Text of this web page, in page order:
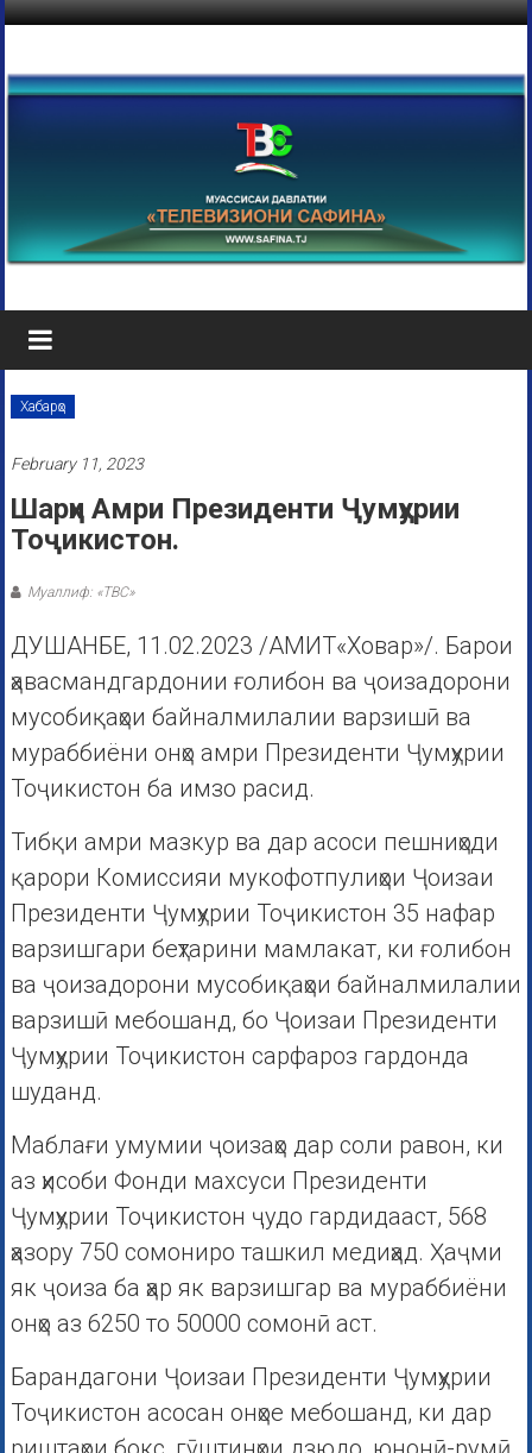
Хабарҳо
February 11, 2023
Шарҳи Амри Президенти Ҷумҳурии
Тоҷикистон.
Муаллиф: «ТВС»
ДУШАНБЕ, 11.02.2023 /АМИТ«Ховар»/. Барои
ҳавасмандгардонии ғолибон ва ҷоизадорони
мусобиқаҳои байналмилалии варзишӣ ва
мураббиёни онҳо амри Президенти Ҷумҳурии
Тоҷикистон ба имзо расид.
Тибқи амри мазкур ва дар асоси пешниҳоди
қарори Комиссияи мукофотпулиҳои Ҷоизаи
Президенти Ҷумҳурии Тоҷикистон 35 нафар
варзишгари беҳтарини мамлакат, ки ғолибон
ва ҷоизадорони мусобиқаҳои байналмилалии
варзишӣ мебошанд, бо Ҷоизаи Президенти
Ҷумҳурии Тоҷикистон сарфароз гардонда
шуданд.
Маблағи умумии ҷоизаҳо дар соли равон, ки
аз ҳисоби Фонди махсуси Президенти
Ҷумҳурии Тоҷикистон ҷудо гардидааст, 568
ҳазору 750 сомониро ташкил медиҳад. Ҳаҷми
як ҷоиза ба ҳар як варзишгар ва мураббиёни
онҳо аз 6250 то 50000 сомонӣ аст.
Барандагони Ҷоизаи Президенти Ҷумҳурии
Тоҷикистон асосан онҳое мебошанд, ки дар